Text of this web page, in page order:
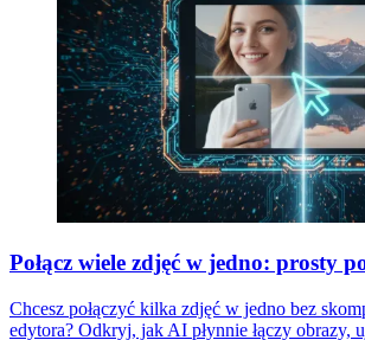
Połącz wiele zdjęć w jedno: prosty
Chcesz połączyć kilka zdjęć w jedno bez
edytora? Odkryj, jak AI płynnie łączy obrazy,